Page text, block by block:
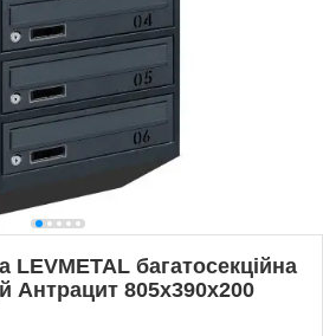
багатосекційна
Антрацит 805x390x200